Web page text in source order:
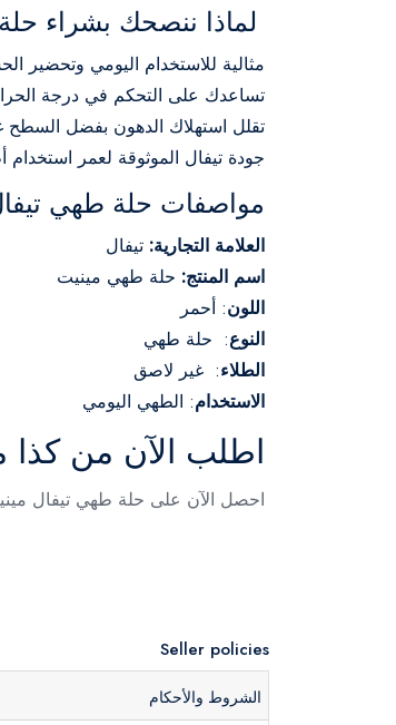
لماذا ننصحك بشراء
مثالية للاستخدام اليومي وتحضير
تساعدك على التحكم في درجة
تقلل استهلاك الدهون بفضل السطح
جودة تيفال الموثوقة لعمر
مواصفات حلة طهي
العلامة التجارية: تيفال
اسم المنتج: حلة طهي مينيت
اللون: أحمر
النوع: حلة طهي
الطلاء: غير لاصق
الاستخدام: الطهي اليومي
اطلب الآن من كذا
احصل الآن على حلة طهي تيفال
Seller policies
الشروط والأحكام